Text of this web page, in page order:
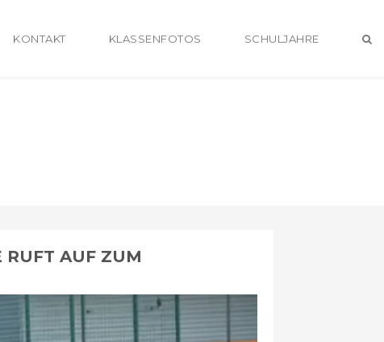
KONTAKT KLASSENFOTOS SCHULJAHRE
RUFT AUF ZUM